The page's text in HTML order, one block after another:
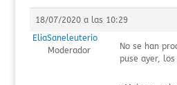
18/07/2020 a las 10:29
EliaSaneleuterio
Moderador
No se han
puse ayer,